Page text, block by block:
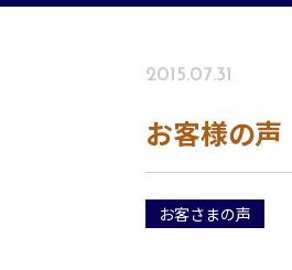
2015.07.31
お客様の声
お客さまの声